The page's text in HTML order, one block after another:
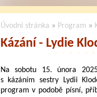
Úvodní stránka » Program »
Kázání - Lydie
Na sobotu 15. února
s kázáním sestry Lydii
program v podobě písní,